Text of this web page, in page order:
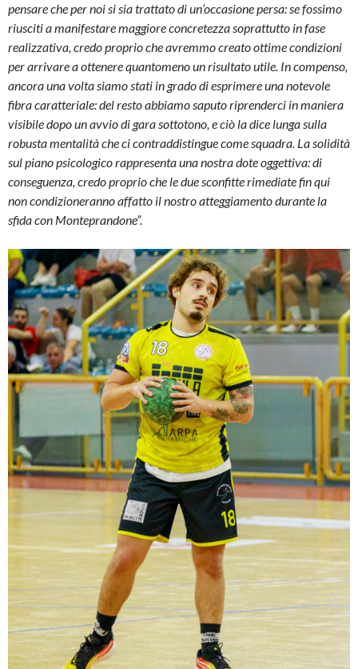
pensare che per noi si sia trattato di un’occasione persa: se fossimo
riusciti a manifestare maggiore concretezza soprattutto in fase
realizzativa, credo proprio che avremmo creato ottime condizioni
per arrivare a ottenere quantomeno un risultato utile. In compenso,
ancora una volta siamo stati in grado di esprimere una notevole
fibra caratteriale: del resto abbiamo saputo riprenderci in maniera
visibile dopo un avvio di gara sottotono, e ciò la dice lunga sulla
robusta mentalità che ci contraddistingue come squadra. La solidità
sul piano psicologico rappresenta una nostra dote oggettiva: di
conseguenza, credo proprio che le due sconfitte rimediate fin qui
non condizioneranno affatto il nostro atteggiamento durante la
sfida con Monteprandone”.